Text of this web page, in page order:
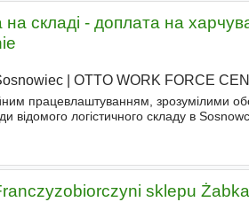
на складі - доплата на
OTTO WORK FORCE
працевлаштуванням, зрозумілими
відомого логістичного складу в
sklepu Żabka